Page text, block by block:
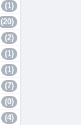
(1)
(20)
(2)
(1)
(1)
(7)
(0)
(4)